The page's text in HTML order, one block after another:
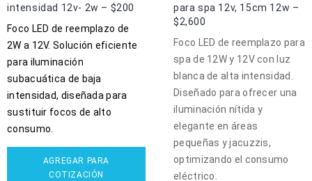
intensidad 12v- 2w – $200
Foco LED de reemplazo de
2W a 12V. Solución eficiente
para iluminación
subacuática de baja
intensidad, diseñada para
sustituir focos de alto
consumo.
AGREGAR PARA
COTIZACIÓN
para spa 12v, 15cm 12w –
$2,600
Foco LED de reemplazo para
spa de 12W y 12V con luz
blanca de alta intensidad.
Diseñado para ofrecer una
iluminación nítida y
elegante en áreas
pequeñas y jacuzzis,
optimizando el consumo
eléctrico.